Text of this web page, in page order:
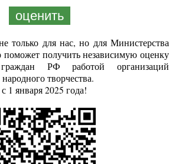
оценить
только для нас, но для Министерства
получить независимую оценку
граждан РФ работой организаций
творчества.
1 января 2025 года!